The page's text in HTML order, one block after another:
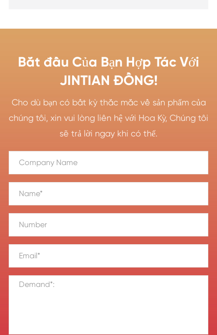
Bắt đầu Của Bạn Hợp Tác Với
JINTIAN ĐỒNG!
Cho dù bạn có bất kỳ thắc mắc về sản phẩm của
chúng tôi, xin vui lòng liên hệ với Hoa Kỳ, Chúng tôi
sẽ trả lời ngay khi có thể.